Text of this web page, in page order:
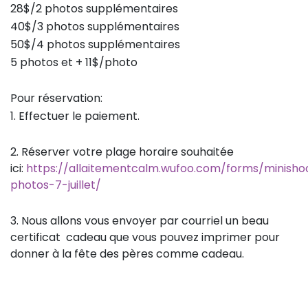
28$/2 photos supplémentaires
40$/3 photos supplémentaires
50$/4 photos supplémentaires
5 photos et + 11$/photo
Pour réservation:
1. Effectuer le paiement.
2. Réserver votre plage horaire souhaitée
ici: https://allaitementcalm.wufoo.com/forms/
photos-7-juillet/
3. Nous allons vous envoyer par courriel un beau
certificat cadeau que vous pouvez imprimer pour
donner à la fête des pères comme cadeau.